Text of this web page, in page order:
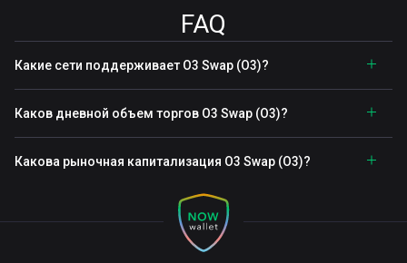
FAQ
Какие сети поддерживает O3 Swap (O3)?
Каков дневной объем торгов O3 Swap (O3)?
Какова рыночная капитализация O3 Swap (O3)?